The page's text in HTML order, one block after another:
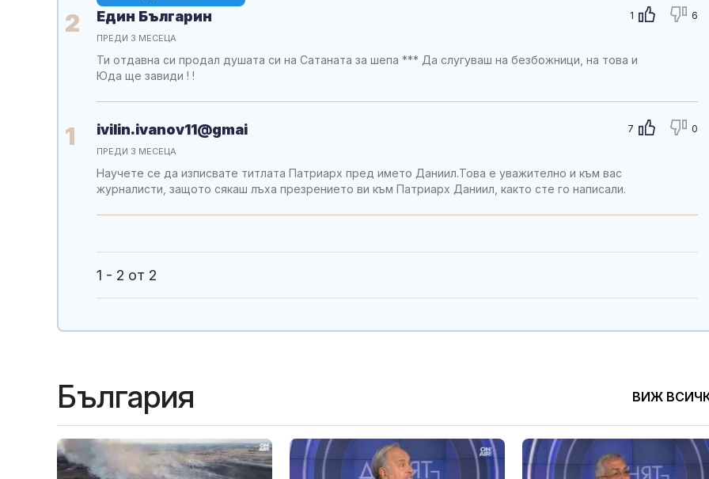
2 1 6
Един Българин
ПРЕДИ 3 МЕСЕЦА
Ти отдавна си продал душата си на Сатаната за шепа *** Да слугуваш на безбожници, на това и
Юда ще завиди ! !
1 7 0
ivilin.ivanov11@gmai
ПРЕДИ 3 МЕСЕЦА
Научете се да изписвате титлата Патриарх пред името Даниил.Това е уважително и към вас
журналисти, защото сякаш лъха презрението ви към Патриарх Даниил, както сте го написали.
1 - 2 от 2
България ВИЖ